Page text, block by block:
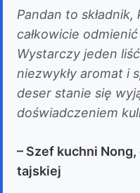
Pandan to
całkowicie
Wystarczy jeden
niezwykły aromat i
deser stanie się
doświadczeniem
– Szef kuchni
tajskiej